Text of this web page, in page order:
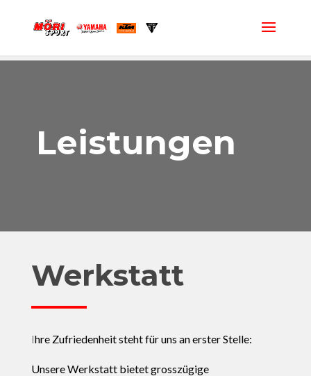
Leistungen
Werkstatt
Ihre Zufriedenheit steht für uns an erster Stelle:
Unsere Werkstatt bietet grosszügige